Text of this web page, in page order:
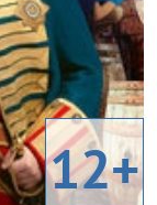
12+